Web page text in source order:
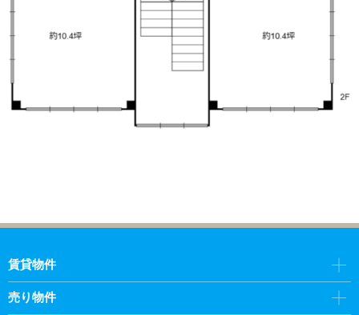
賃貸物件
売り物件